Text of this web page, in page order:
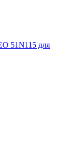
51N115 для